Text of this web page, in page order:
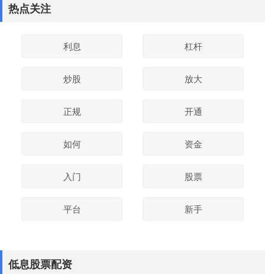
热点关注
利息 杠杆
炒股 放大
正规 开通
如何 资金
入门 股票
平台 新手
低息股票配资